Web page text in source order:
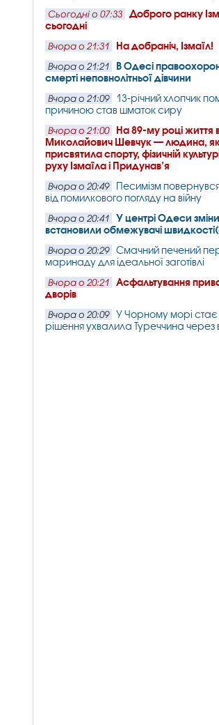
Сьогодні о 07:33
Доброго ранку
сьогодні
Вчора о 21:31 На добраніч, Ізмаїл!
Вчора о 21:21
В Одесі
смерті неповнолітньої дівчини
Вчора о 21:09
13-річний хлопчик
причиною став шматок сиру
Вчора о 21:00
На 89-му році життя
Миколайович Шевчук — людина,
присвятила спорту, фізичній
руху Ізмаїла і Придунав’я
Вчора о 20:49
Песимізм повернувся
від помилкового погляду на війну
Вчора о 20:41
У центрі Одеси
встановили обмежувачі
Вчора о 20:29
Смачний печений
маринаду для ідеальної заготівлі
Вчора о 20:21
Асфальтування
дворів
Вчора о 20:09
У Чорному морі
рішення ухвалила Туреччина через